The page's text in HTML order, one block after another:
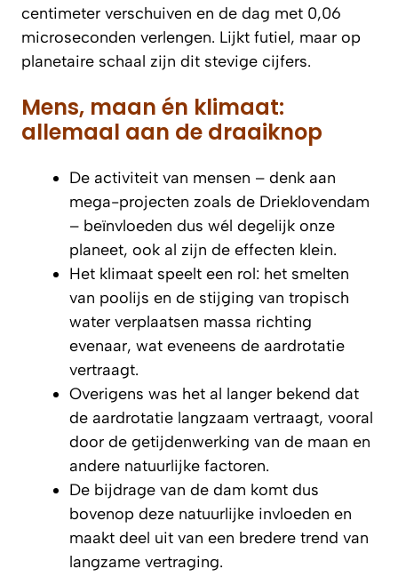
centimeter verschuiven en de dag met 0,06
microseconden verlengen. Lijkt futiel, maar op
planetaire schaal zijn dit stevige cijfers.
Mens, maan én klimaat:
allemaal aan de draaiknop
De activiteit van mensen – denk aan
mega-projecten zoals de Drieklovendam
– beïnvloeden dus wél degelijk onze
planeet, ook al zijn de effecten klein.
Het klimaat speelt een rol: het smelten
van poolijs en de stijging van tropisch
water verplaatsen massa richting
evenaar, wat eveneens de aardrotatie
vertraagt.
Overigens was het al langer bekend dat
de aardrotatie langzaam vertraagt, vooral
door de getijdenwerking van de maan en
andere natuurlijke factoren.
De bijdrage van de dam komt dus
bovenop deze natuurlijke invloeden en
maakt deel uit van een bredere trend van
langzame vertraging.